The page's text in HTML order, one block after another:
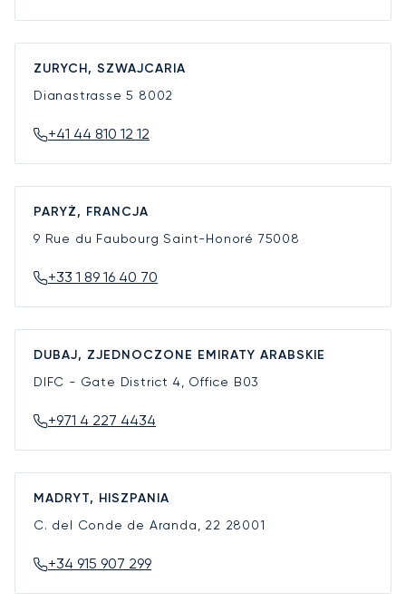
ZURYCH, SZWAJCARIA
Dianastrasse 5 8002
+41 44 810 12 12
PARYŻ, FRANCJA
9 Rue du Faubourg Saint-Honoré 75008
+33 1 89 16 40 70
DUBAJ, ZJEDNOCZONE EMIRATY ARABSKIE
DIFC - Gate District 4, Office B03
+971 4 227 4434
MADRYT, HISZPANIA
C. del Conde de Aranda, 22 28001
+34 915 907 299